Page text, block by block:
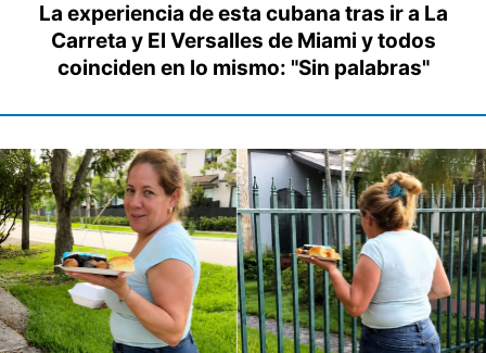
La experiencia de esta cubana tras ir a La
Carreta y El Versalles de Miami y todos
coinciden en lo mismo: "Sin palabras"